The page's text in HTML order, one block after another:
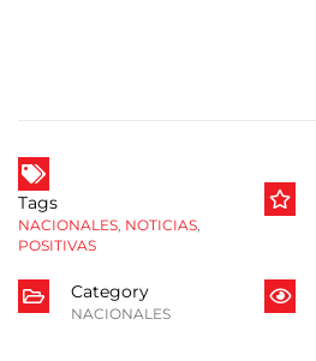
Tags
NACIONALES, NOTICIAS,
POSITIVAS
Category
NACIONALES